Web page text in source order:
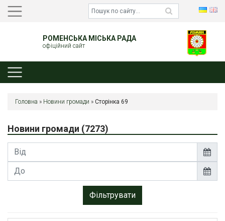
РОМЕНСЬКА МІСЬКА РАДА
офіційний сайт
Головна » Новини громади » Сторінка 69
Новини громади (7273)